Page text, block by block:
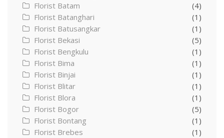
Florist Batam
(4)
Florist Batanghari
(1)
Florist Batusangkar
(1)
Florist Bekasi
(5)
Florist Bengkulu
(1)
Florist Bima
(1)
Florist Binjai
(1)
Florist Blitar
(1)
Florist Blora
(1)
Florist Bogor
(5)
Florist Bontang
(1)
Florist Brebes
(1)